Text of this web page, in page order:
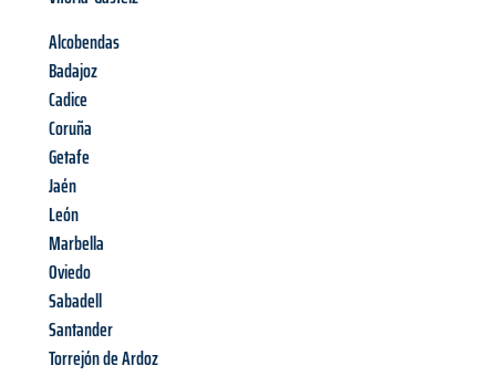
Alcobendas
Badajoz
Cadice
Coruña
Getafe
Jaén
León
Marbella
Oviedo
Sabadell
Santander
Torrejón de Ardoz